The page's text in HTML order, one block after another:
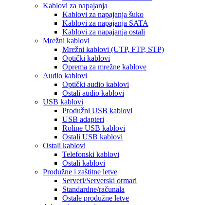
Kablovi za napajanja
Kablovi za napajanja šuko
Kablovi za napajanja SATA
Kablovi za napajanja ostali
Mrežni kablovi
Mrežni kablovi (UTP, FTP, STP)
Optički kablovi
Oprema za mrežne kablove
Audio kablovi
Optički audio kablovi
Ostali audio kablovi
USB kablovi
Produžni USB kablovi
USB adapteri
Roline USB kablovi
Ostali USB kablovi
Ostali kablovi
Telefonski kablovi
Ostali kablovi
Produžne i zaštitne letve
Serveri/Serverski ormari
Standardne/računala
Ostale produžne letve